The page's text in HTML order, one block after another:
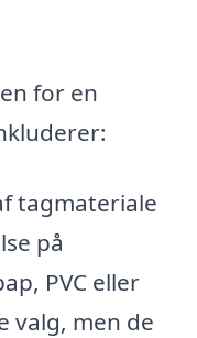
for en
tagmateriale
på
PVC eller
valg, men de